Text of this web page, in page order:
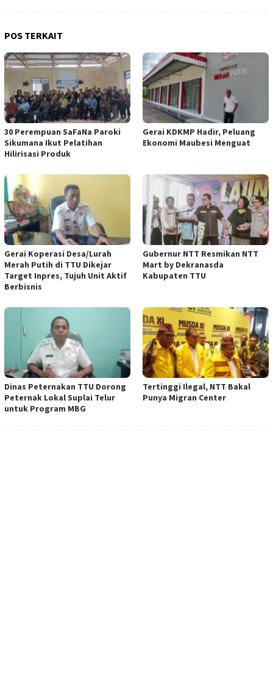
POS TERKAIT
30 Perempuan SaFaNa Paroki
Sikumana Ikut Pelatihan
Hilirisasi Produk
Gerai KDKMP Hadir, Peluang
Ekonomi Maubesi Menguat
Gerai Koperasi Desa/Lurah
Merah Putih di TTU Dikejar
Target Inpres, Tujuh Unit Aktif
Berbisnis
Gubernur NTT Resmikan NTT
Mart by Dekranasda
Kabupaten TTU
Dinas Peternakan TTU Dorong
Peternak Lokal Suplai Telur
untuk Program MBG
Tertinggi Ilegal, NTT Bakal
Punya Migran Center